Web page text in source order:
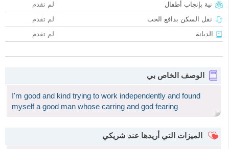
نية بإنجاب أطفال
لم تقدم
نقل السكن بدافع الحب
لم تقدم
الديانة
لم تقدم
الوصف الخاص بي
I'm good and kind trying to work independently and found
myself a good man whose carring and god fearing
الميزات التي أريدها عند شريكي